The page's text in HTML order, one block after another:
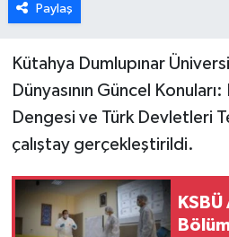
Paylaş
Kütahya Dumlupınar
Dünyasının Güncel
Dengesi ve Türk Devletleri
çalıştay gerçekleştirildi.
Hisarcık
İlçeler
Köşe Yazıları
Kültür Sanat